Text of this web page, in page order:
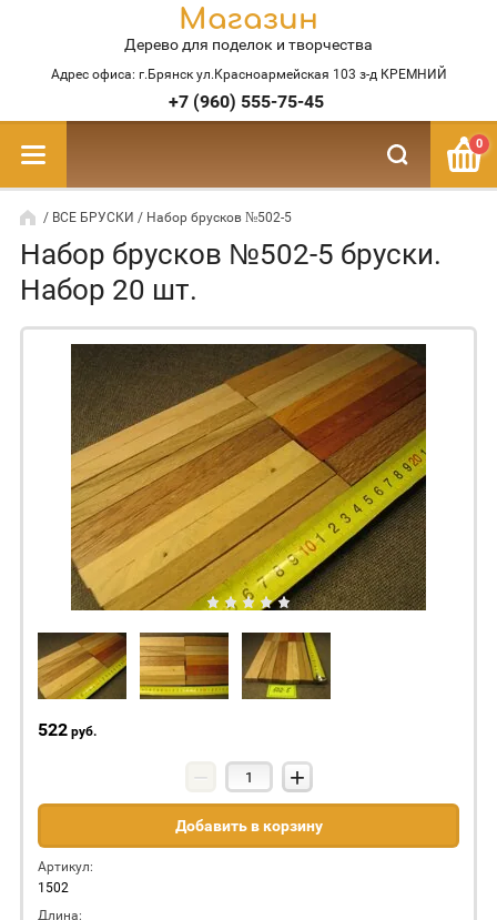
Магазин
Дерево для поделок и творчества
Адрес офиса: г.Брянск ул.Красноармейская 103 з-д КРЕМНИЙ
+7 (960) 555-75-45
0
/ ВСЕ БРУСКИ / Набор брусков №502-5
Набор брусков №502-5 бруски.
Набор 20 шт.
522 руб.
− +
Добавить в корзину
Артикул:
1502
Длина: